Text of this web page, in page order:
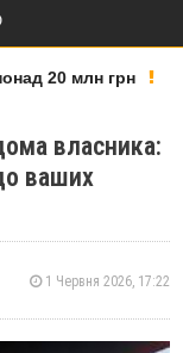
20 млн грн
власника:
ваших
1 Червня 2026, 17:22